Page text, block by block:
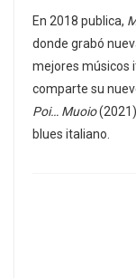
En 2018 publica,
donde grabó
mejores músicos
comparte su
Poi… Muoio
blues italiano.